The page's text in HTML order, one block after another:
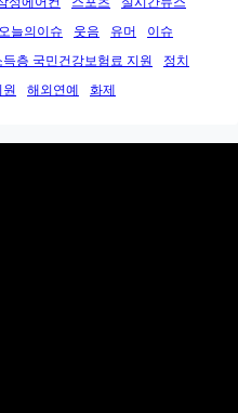
오늘의이슈 웃음 유머
이슈
득층 국민건강보험료 지원
정치
원 해외연예 화제